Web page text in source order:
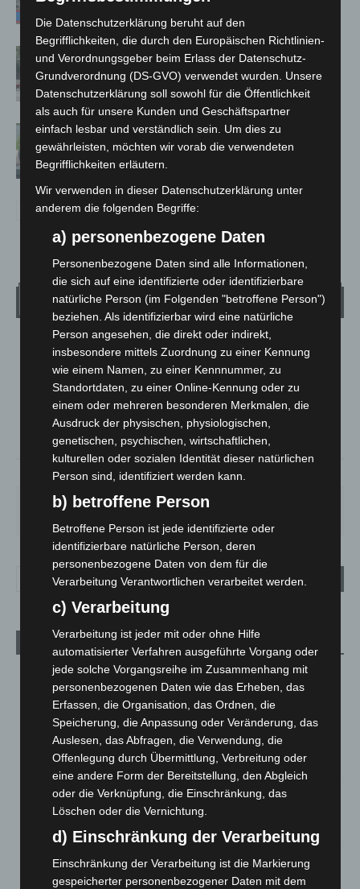
Gasleitung bei McDonald’s-Umbau in
Langenhagen beschädigt
Langenhagen: Autofahrer mit 3,17
Promille aus dem Verkehr gezogen
Wetter
LANGENHAGEN
Überwiegend Bewölkt
23.5°C 24.5°
22.2°
53% 1.3m/s
MO. DI. MI.
Aktuelle Beiträge
M’era Luna 2026: 25.000 Fans feiern in Hildesheim
10. August 2026
Kunst trifft Weingenuss: Barbara-Susann Mehring zeigt ihre
Werke im Jacques’ Wein-Depot Isernhagen
8. August 2026
A2: Zweite Turbobaustelle startet zwischen Hannover-West
und Bothfeld
8. August 2026
Niedersachsen: Feuerwehrkräfte kehren nach
Waldbrandeinsatz aus Spanien zurück
Die Datenschutzerklärung beruht auf den
Begrifflichkeiten, die durch den Europäischen Richtlinien-
und Verordnungsgeber beim Erlass der Datenschutz-
Grundverordnung (DS-GVO) verwendet wurden. Unsere
Datenschutzerklärung soll sowohl für die Öffentlichkeit
als auch für unsere Kunden und Geschäftspartner
einfach lesbar und verständlich sein. Um dies zu
gewährleisten, möchten wir vorab die verwendeten
Begrifflichkeiten erläutern.
Wir verwenden in dieser Datenschutzerklärung unter
anderem die folgenden Begriffe:
a) personenbezogene Daten
Personenbezogene Daten sind alle Informationen,
die sich auf eine identifizierte oder identifizierbare
natürliche Person (im Folgenden "betroffene Person")
beziehen. Als identifizierbar wird eine natürliche
Person angesehen, die direkt oder indirekt,
insbesondere mittels Zuordnung zu einer Kennung
wie einem Namen, zu einer Kennnummer, zu
Standortdaten, zu einer Online-Kennung oder zu
einem oder mehreren besonderen Merkmalen, die
Ausdruck der physischen, physiologischen,
genetischen, psychischen, wirtschaftlichen,
kulturellen oder sozialen Identität dieser natürlichen
Person sind, identifiziert werden kann.
b) betroffene Person
Betroffene Person ist jede identifizierte oder
identifizierbare natürliche Person, deren
personenbezogene Daten von dem für die
Verarbeitung Verantwortlichen verarbeitet werden.
c) Verarbeitung
Verarbeitung ist jeder mit oder ohne Hilfe
automatisierter Verfahren ausgeführte Vorgang oder
jede solche Vorgangsreihe im Zusammenhang mit
personenbezogenen Daten wie das Erheben, das
Erfassen, die Organisation, das Ordnen, die
Speicherung, die Anpassung oder Veränderung, das
Auslesen, das Abfragen, die Verwendung, die
Offenlegung durch Übermittlung, Verbreitung oder
eine andere Form der Bereitstellung, den Abgleich
oder die Verknüpfung, die Einschränkung, das
Löschen oder die Vernichtung.
d) Einschränkung der Verarbeitung
Einschränkung der Verarbeitung ist die Markierung
gespeicherter personenbezogener Daten mit dem